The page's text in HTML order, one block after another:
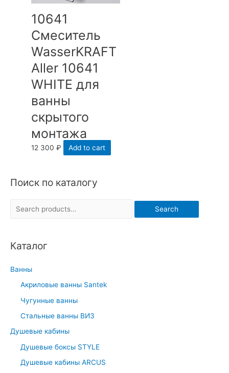
Поиск по каталогу
r
h
:
Search
Каталог
Ванны
Акриловые ванны Santek
Чугунные ванны
Стальные ванны ВИЗ
Душевые кабины
Душевые боксы STYLE
Душевые кабины ARCUS
10641
Смеситель
WasserKRAFT
Aller 10641
WHITE для
ванны
скрытого
монтажа
12 300₽ Add to cart